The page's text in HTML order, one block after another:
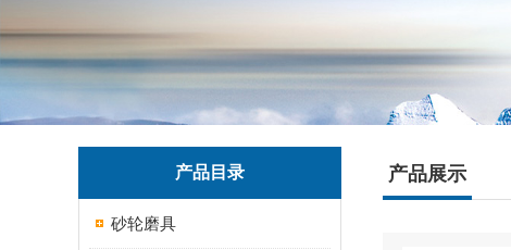
产品目录
砂轮磨具
产品展示